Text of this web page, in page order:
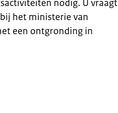
nodig. U vraagt
het ministerie van
een ontgronding in